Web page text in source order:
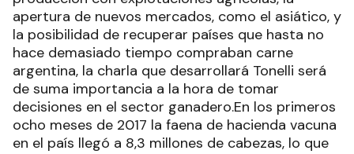
apertura de nuevos mercados, como el asiático, y
la posibilidad de recuperar países que hasta no
hace demasiado tiempo compraban carne
argentina, la charla que desarrollará Tonelli será
de suma importancia a la hora de tomar
decisiones en el sector ganadero.En los primeros
ocho meses de 2017 la faena de hacienda vacuna
en el país llegó a 8,3 millones de cabezas, lo que